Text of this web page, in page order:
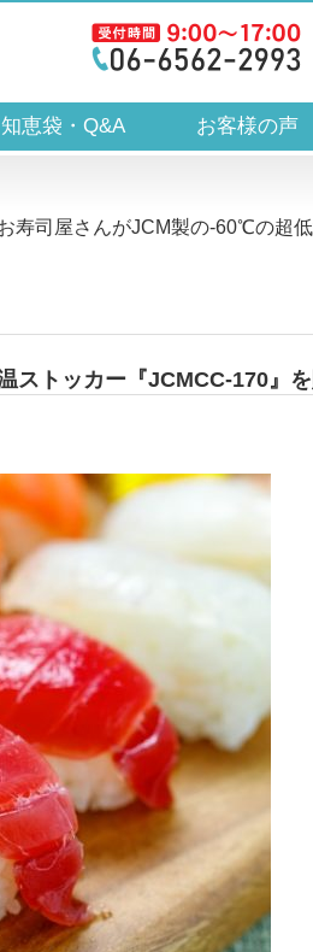
知恵袋・Q&A お客様の声
寿司屋さんがJCM製の-60℃の超
トッカー『JCMCC-170』を